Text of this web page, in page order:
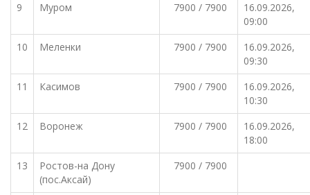
9
Муром 7900 / 7900
16.09.2026,
09:00
10
Меленки 7900 / 7900
16.09.2026,
09:30
11
Касимов 7900 / 7900
16.09.2026,
10:30
12
Воронеж 7900 / 7900
16.09.2026,
18:00
13
Ростов-на Дону
(пос.Аксай)
7900 / 7900